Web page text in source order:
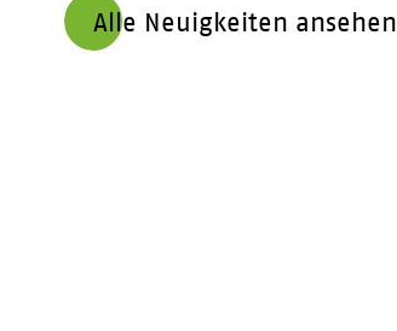
Alle Neuigkeiten ansehen